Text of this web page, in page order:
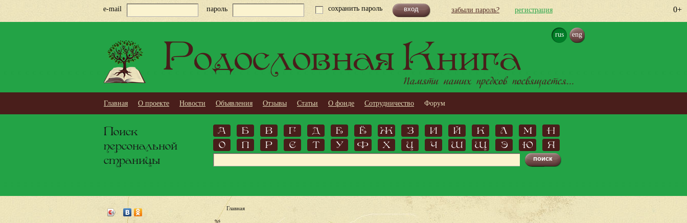
0+
e-mail пароль сохранить пароль забыли пароль? регистрация
rus eng
Родословная Книга
Памяти наших предков посвящается...
Главная О проекте Новости Объявления Отзывы Статьи О фонде Сотрудничество Форум
Поиск
персональной
страницы
А Б В Г Д Е Ё Ж З И Й К Л М
Н
О
П Р С Т У Ф Х Ц Ч Ш Щ Э Ю Я
Главная